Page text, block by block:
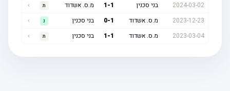
2024-03-02
בני סכנין 1 מ.ס. אשדוד
2023-12-23
מ.ס. אשדוד 0 בני סכנין
2023-03-04
מ.ס. אשדוד 1 בני סכנין